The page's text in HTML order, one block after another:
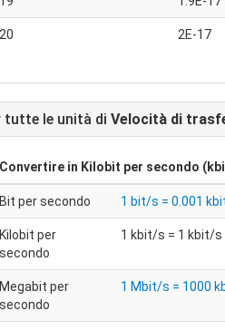
20 2E-17
tutte le unità di Velocità di
Convertire in Kilobit per secondo
Bit per secondo 1 bit/s = 0.001
Kilobit per
secondo
1 kbit/s = 1 kbit/s
Megabit per
secondo
1 Mbit/s = 1000